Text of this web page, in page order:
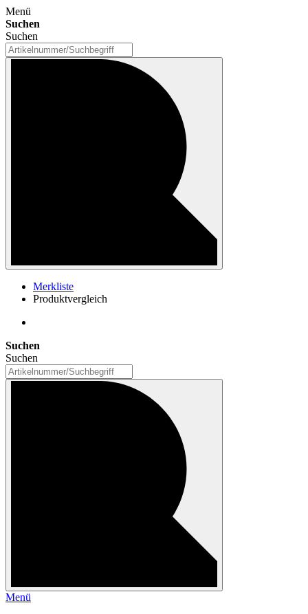
Menü
Suchen
Suchen
Merkliste
Produktvergleich
Suchen
Suchen
Menü